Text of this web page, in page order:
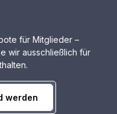
oder Heimkino-
für Mitglieder –
wir ausschließlich für
werden